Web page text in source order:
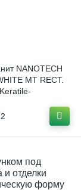
NANOTECH
MT RECT.
под
отделки
форму